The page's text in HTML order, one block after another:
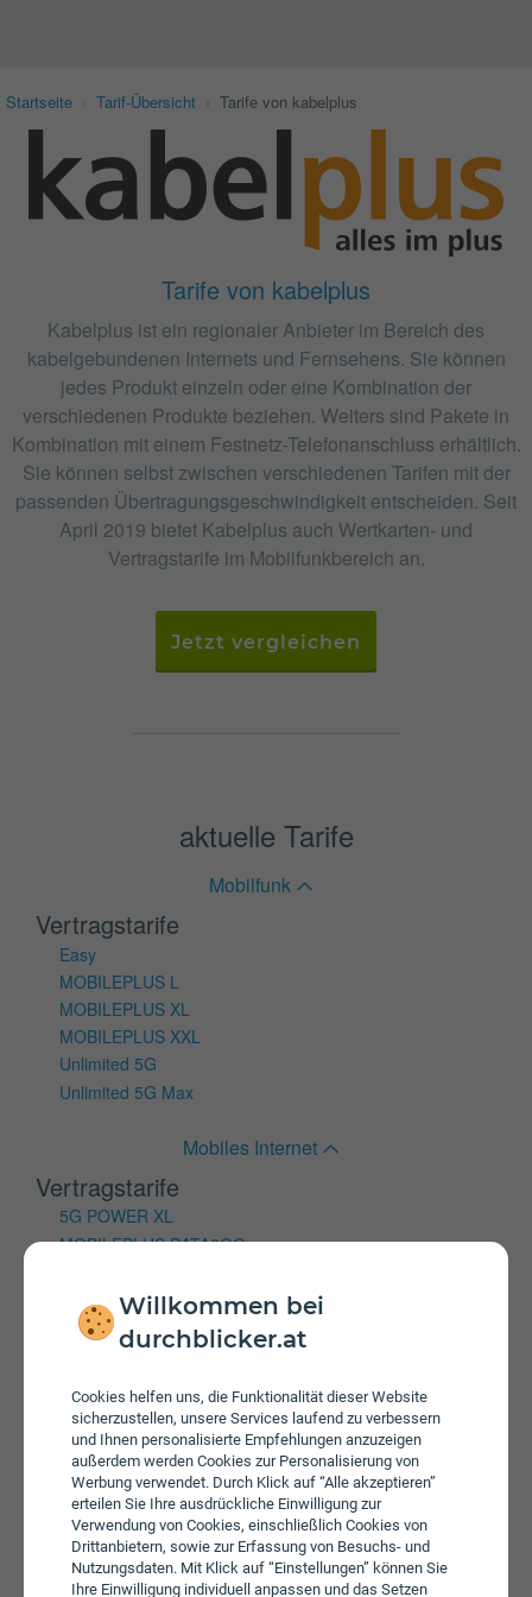
Willkommen bei
durchblicker.at
Cookies helfen uns, die Funktionalität dieser Website
sicherzustellen, unsere Services laufend zu verbessern
und Ihnen personalisierte Empfehlungen anzuzeigen
außerdem werden Cookies zur Personalisierung von
Werbung verwendet. Durch Klick auf “Alle akzeptieren”
erteilen Sie Ihre ausdrückliche Einwilligung zur
Verwendung von Cookies, einschließlich Cookies von
Drittanbietern, sowie zur Erfassung von Besuchs- und
Nutzungsdaten. Mit Klick auf “Einstellungen” können Sie
Ihre Einwilligung individuell anpassen und das Setzen
Startseite Tarif-Übersicht Tarife von kabelplus
Tarife von kabelplus
Kabelplus ist ein regionaler Anbieter im Bereich des
kabelgebundenen Internets und Fernsehens. Sie können
jedes Produkt einzeln oder eine Kombination der
verschiedenen Produkte beziehen. Weiters sind Pakete in
Kombination mit einem Festnetz-Telefonanschluss erhältlich.
Sie können selbst zwischen verschiedenen Tarifen mit der
passenden Übertragungsgeschwindigkeit entscheiden. Seit
April 2019 bietet Kabelplus auch Wertkarten- und
Vertragstarife im Mobilfunkbereich an.
Jetzt vergleichen
aktuelle Tarife
Mobilfunk
Vertragstarife
Easy
MOBILEPLUS L
MOBILEPLUS XL
MOBILEPLUS XXL
Unlimited 5G
Unlimited 5G Max
Mobiles Internet
Vertragstarife
5G POWER XL
MOBILEPLUS DATA2GO
Internet & TV
Internettarife
Kabelnet Large
Kabelnet Medium
Kabelnet Small
Kabelnet X-Large
kabelTWIN Large
kabelTWIN Medium
kabelTWIN Small